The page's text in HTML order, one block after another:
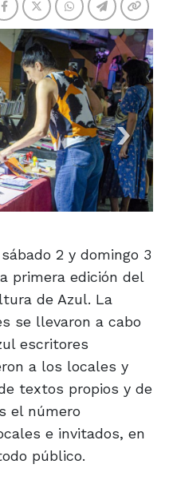
2 y domingo 3
primera edición del
de Azul. La
se llevaron a cabo
escritores
a los locales y
textos propios y de
el número
e invitados, en
público.